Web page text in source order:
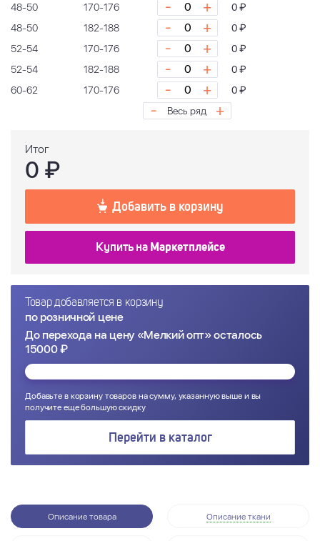
48-50
170-176 - +
0 ₽
48-50
182-188 - +
0 ₽
52-54
170-176 - +
0 ₽
52-54
182-188 - +
0 ₽
60-62
170-176 - + 0 ₽
- Весь ряд +
Итог
0 ₽
Добавить в корзину
Купить на Маркетплейсе
Товар добавляется в корзину
по розничной цене
До перехода на цену «Мелкий опт» осталось
15000 ₽
Добавьте в корзину товаров на сумму, указанную выше и вы
получите еще большую скидку
Перейти в каталог
Описание товара Описание ткани